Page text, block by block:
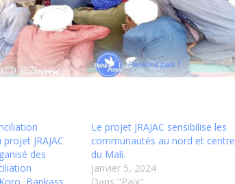
JRAJAC
des
Le projet JRAJAC sensibilise les
communautés au nord et centre
du Mali.
janvier 5, 2024